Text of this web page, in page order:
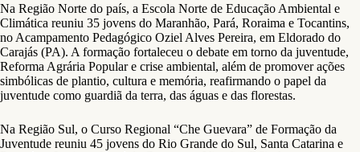
Na Região Norte do país, a Escola Norte de Educação Ambiental e
Climática reuniu 35 jovens do Maranhão, Pará, Roraima e Tocantins,
no Acampamento Pedagógico Oziel Alves Pereira, em Eldorado do
Carajás (PA). A formação fortaleceu o debate em torno da juventude,
Reforma Agrária Popular e crise ambiental, além de promover ações
simbólicas de plantio, cultura e memória, reafirmando o papel da
juventude como guardiã da terra, das águas e das florestas.
Na Região Sul, o Curso Regional “Che Guevara” de Formação da
Juventude reuniu 45 jovens do Rio Grande do Sul, Santa Catarina e